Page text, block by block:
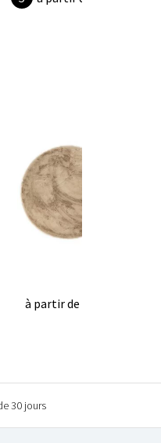
à partir de
30 jours